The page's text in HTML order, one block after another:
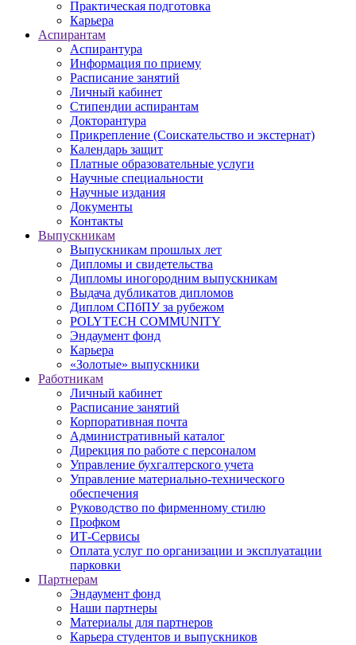
Практическая подготовка
Карьера
Аспирантам
Аспирантура
Информация по приему
Расписание занятий
Личный кабинет
Стипендии аспирантам
Докторантура
Прикрепление (Соискательство и экстернат)
Календарь защит
Платные образовательные услуги
Научные специальности
Научные издания
Документы
Контакты
Выпускникам
Выпускникам прошлых лет
Дипломы и свидетельства
Дипломы иногородним выпускникам
Выдача дубликатов дипломов
Диплом СПбПУ за рубежом
POLYTECH COMMUNITY
Эндаумент фонд
Карьера
«Золотые» выпускники
Работникам
Личный кабинет
Расписание занятий
Корпоративная почта
Административный каталог
Дирекция по работе с персоналом
Управление бухгалтерского учета
Управление материально-технического
обеспечения
Руководство по фирменному стилю
Профком
ИТ-Сервисы
Оплата услуг по организации и эксплуатации
парковки
Партнерам
Эндаумент фонд
Наши партнеры
Материалы для партнеров
Карьера студентов и выпускников